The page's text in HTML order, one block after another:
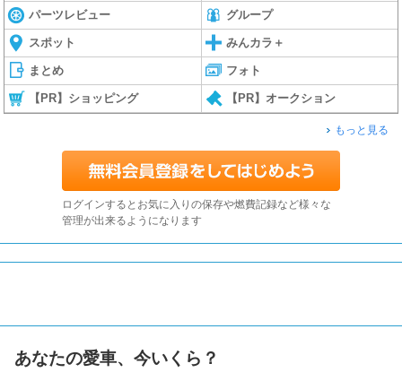
パーツレビュー グループ
スポット みんカラ＋
まとめ フォト
【PR】ショッピング 【PR】オークション
もっと見る
ログインするとお気に入りの保存や燃費記録など様々な
管理が出来るようになります
あなたの愛車、今いくら？